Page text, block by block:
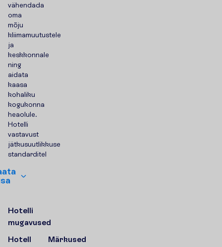
vähendada
oma
mõju
kliimamuutustele
ja
keskkonnale
ning
aidata
kaasa
kohaliku
kogukonna
heaolule.
Hotelli
vastavust
jätkusuutlikkuse
standarditel
ata
sa
Hotelli
mugavused
Hotell
Märkused